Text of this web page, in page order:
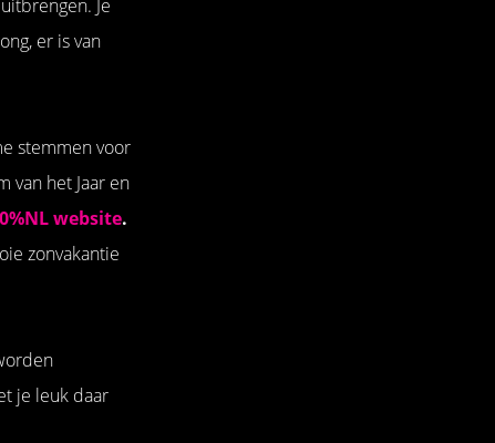
Je
er is van
stemmen voor
van het Jaar en
website.
zonvakantie
je leuk daar